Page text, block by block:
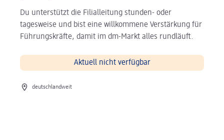
Du unterstützt die Filialleitung stunden- oder
tagesweise und bist eine willkommene Verstärkung für
Führungskräfte, damit im dm-Markt alles rundläuft.
Aktuell nicht verfügbar
Ort der Stelle
deutschlandweit